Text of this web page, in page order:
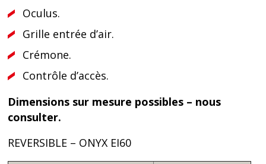
Oculus.
Grille entrée d’air.
Crémone.
Contrôle d’accès.
Dimensions sur mesure possibles – nous
consulter.
REVERSIBLE – ONYX EI60